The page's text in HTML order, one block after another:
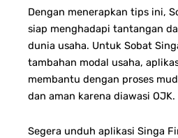
Dengan menerapkan tips ini,
siap menghadapi tantangan
dunia usaha. Untuk Sobat
tambahan modal usaha,
membantu dengan proses
dan aman karena diawasi OJK.
Segera unduh aplikasi Singa